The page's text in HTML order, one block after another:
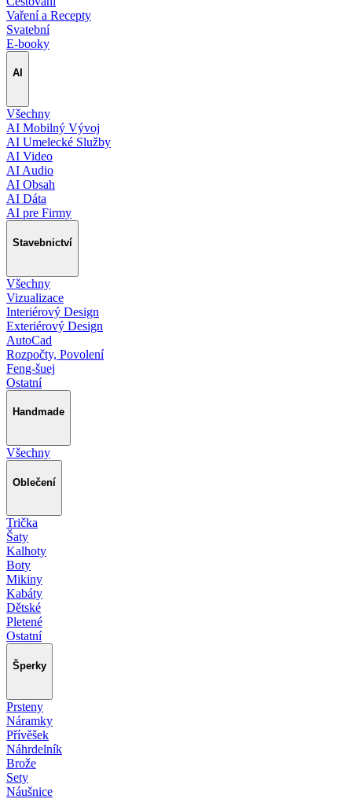
Vaření a Recepty
Svatební
E-booky
AI
Všechny
AI Mobilný Vývoj
AI Umelecké Služby
AI Video
AI Audio
AI Obsah
AI Dáta
AI pre Firmy
Stavebnictví
Všechny
Vizualizace
Interiérový Design
Exteriérový Design
AutoCad
Rozpočty, Povolení
Feng-šuej
Ostatní
Handmade
Všechny
Oblečení
Trička
Šaty
Kalhoty
Boty
Mikiny
Kabáty
Dětské
Pletené
Ostatní
Šperky
Prsteny
Náramky
Přívěšek
Náhrdelník
Brože
Sety
Náušnice